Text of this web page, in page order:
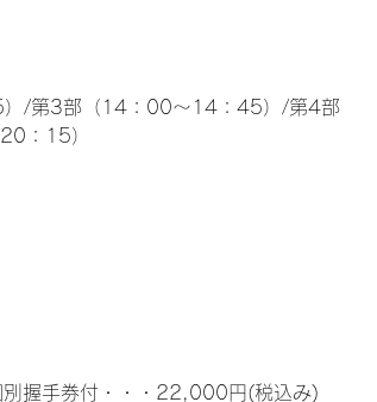
/第3部（14：00～14：45）/第4部
：15）
別握手券付・・・22,000円(税込み)